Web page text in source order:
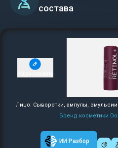
состава
Лицо: Сыворотки, ампулы, эмульсии
Бренд косметики
ИИ Разбор